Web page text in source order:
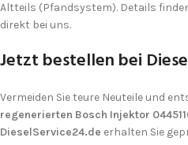
Altteils (Pfandsystem). Details
direkt bei uns.
Jetzt bestellen bei
Vermeiden Sie teure Neuteile und
regenerierten Bosch Injektor
DieselService24.de erhalten Sie